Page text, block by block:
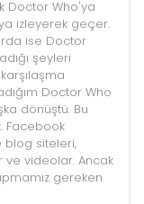
Doctor Who'ya
izleyerek geçer.
ise Doctor
şeyleri
Doctor Who
dönüştü. Bu
Facebook
blog siteleri,
ve videolar. Ancak
gereken